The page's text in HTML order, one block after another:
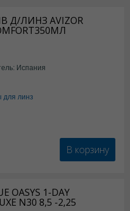
Д/ЛИНЗ AVIZOR
Испания
для линз
В корзину
OASYS 1-DAY
N30 8,5 -2,25